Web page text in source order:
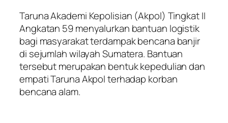
Taruna Akademi Kepolisian (Akpol) Tingkat II
Angkatan 59 menyalurkan bantuan logistik
bagi masyarakat terdampak bencana banjir
di sejumlah wilayah Sumatera. Bantuan
tersebut merupakan bentuk kepedulian dan
empati Taruna Akpol terhadap korban
bencana alam.